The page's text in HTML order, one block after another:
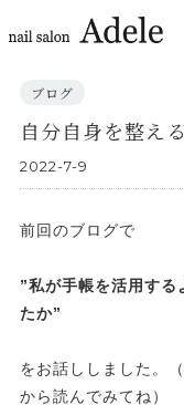
ブログ
自分自身を整え
2022-7-9
前回のブログで
”私が手帳を活用する
たか”
をお話ししました。
から読んでみてね）